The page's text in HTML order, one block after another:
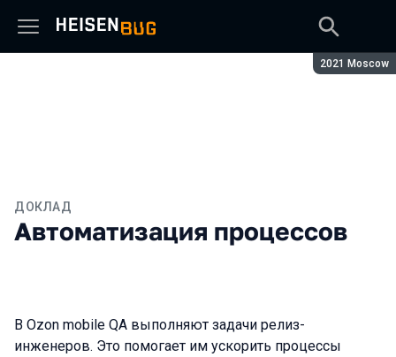
Сезон:
2021 Moscow
ДОКЛАД
Автоматизация процессов
В Ozon mobile QA выполняют задачи релиз-
инженеров. Это помогает им ускорить процессы